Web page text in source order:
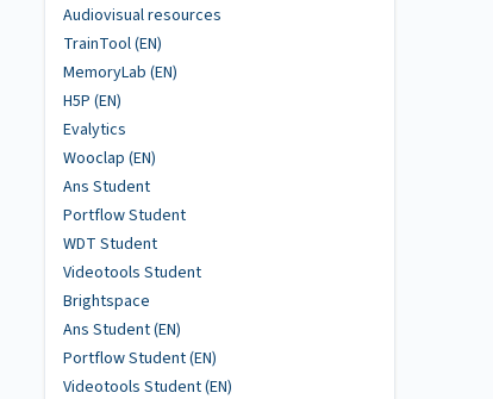
Audiovisual resources
TrainTool (EN)
MemoryLab (EN)
H5P (EN)
Evalytics
Wooclap (EN)
Ans Student
Portflow Student
WDT Student
Videotools Student
Brightspace
Ans Student (EN)
Portflow Student (EN)
Videotools Student (EN)